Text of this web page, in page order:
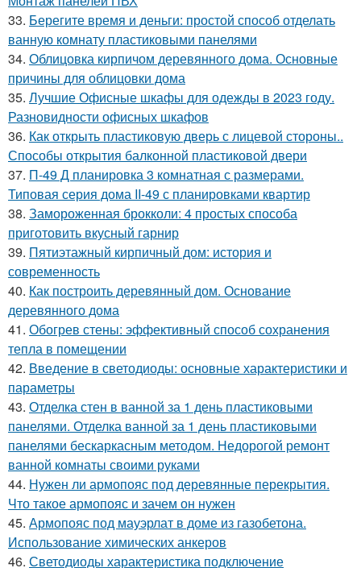
33. Берегите время и деньги: простой способ отделать
ванную комнату пластиковыми панелями
34. Облицовка кирпичом деревянного дома. Основные
причины для облицовки дома
35. Лучшие Офисные шкафы для одежды в 2023 году.
Разновидности офисных шкафов
36. Как открыть пластиковую дверь с лицевой стороны..
Способы открытия балконной пластиковой двери
37. П-49 Д планировка 3 комнатная с размерами.
Типовая серия дома II-49 с планировками квартир
38. Замороженная брокколи: 4 простых способа
приготовить вкусный гарнир
39. Пятиэтажный кирпичный дом: история и
современность
40. Как построить деревянный дом. Основание
деревянного дома
41. Обогрев стены: эффективный способ сохранения
тепла в помещении
42. Введение в светодиоды: основные характеристики и
параметры
43. Отделка стен в ванной за 1 день пластиковыми
панелями. Отделка ванной за 1 день пластиковыми
панелями бескаркасным методом. Недорогой ремонт
ванной комнаты своими руками
44. Нужен ли армопояс под деревянные перекрытия.
Что такое армопояс и зачем он нужен
45. Армопояс под мауэрлат в доме из газобетона.
Использование химических анкеров
46. Светодиоды характеристика подключение